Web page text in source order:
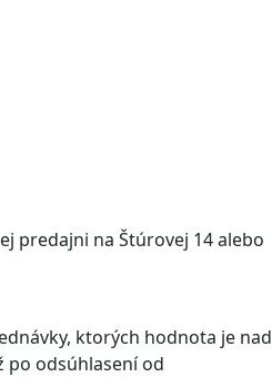
predajni na Štúrovej 14 alebo
ktorých hodnota je nad
po odsúhlasení od